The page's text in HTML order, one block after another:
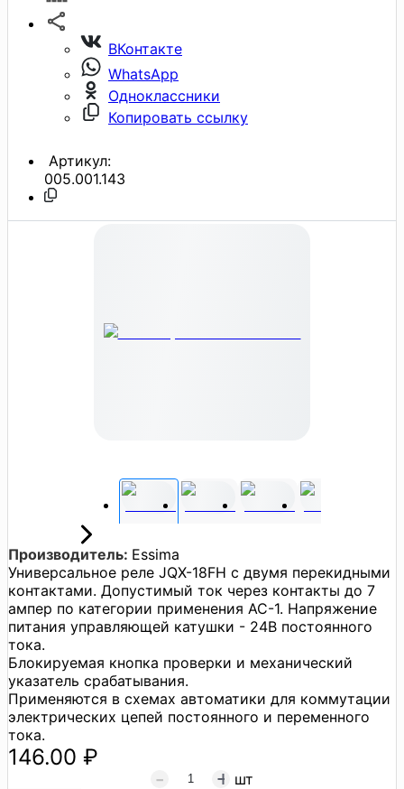
ВКонтакте
WhatsApp
Одноклассники
Копировать ссылку
Артикул:
005.001.143
Производитель: Essima
Универсальное реле JQX-18FH с двумя перекидными
контактами. Допустимый ток через контакты до 7
ампер по категории применения AC-1. Напряжение
питания управляющей катушки - 24В постоянного
тока.
Блокируемая кнопка проверки и механический
указатель срабатывания.
Применяются в схемах автоматики для коммутации
электрических цепей постоянного и переменного
тока.
146.00 ₽
шт